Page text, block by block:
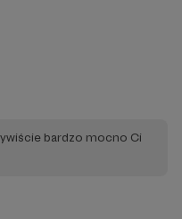
bardzo mocno Ci